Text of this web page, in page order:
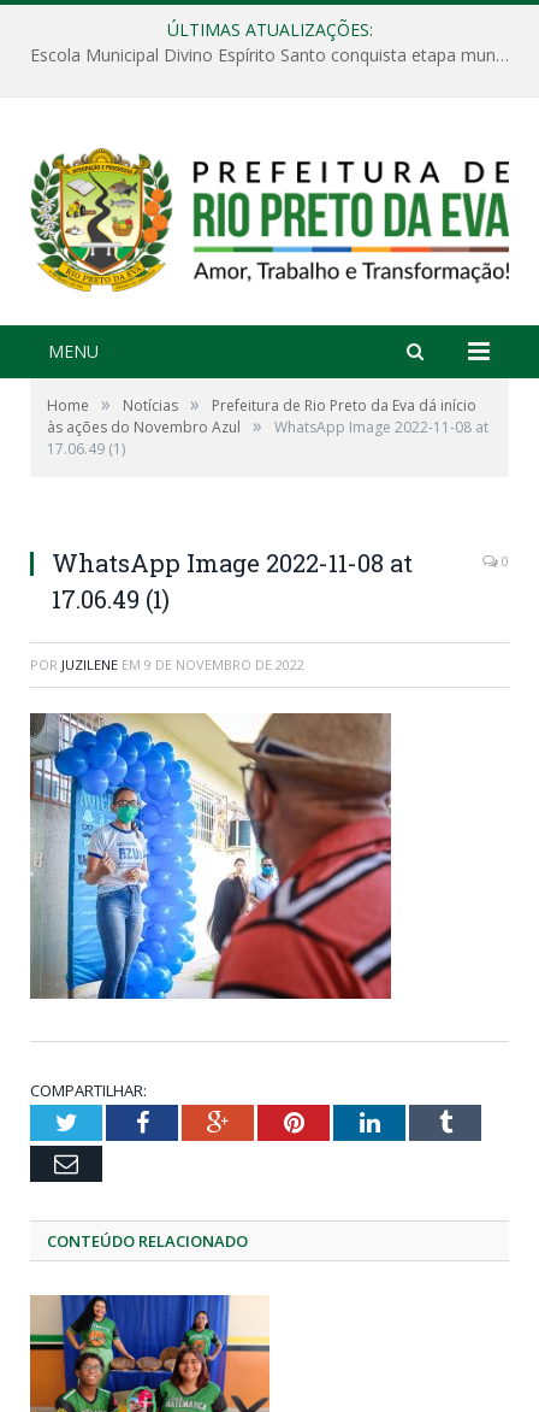
ÚLTIMAS ATUALIZAÇÕES:
Escola Municipal Divino Espírito Santo conquista etapa municipal da V Feira Amazonense de Matemática
MENU
Home » Notícias »
Prefeitura de Rio Preto da Eva dá início
às ações do Novembro Azul
»
WhatsApp Image 2022-11-08 at
17.06.49 (1)
WhatsApp Image 2022-11-08 at
17.06.49 (1)
0
POR JUZILENE EM 9 DE NOVEMBRO DE 2022
COMPARTILHAR:
TwitterFacebookGoogle+PinterestLinkedInTumblr
Email
CONTEÚDO RELACIONADO